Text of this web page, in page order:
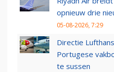
opnieuw drie
05-08-2026, 7:29
Directie
Portugese
te sussen